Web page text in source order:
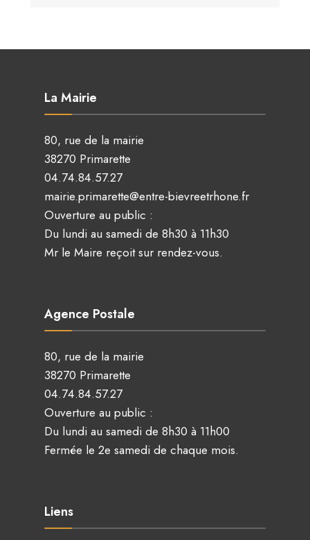
La Mairie
80, rue de la mairie
38270 Primarette
04.74.84.57.27
mairie.primarette@entre-bievreetrhone.fr
Ouverture au public :
Du lundi au samedi de 8h30 à 11h30
Mr le Maire reçoit sur rendez-vous.
Agence Postale
80, rue de la mairie
38270 Primarette
04.74.84.57.27
Ouverture au public :
Du lundi au samedi de 8h30 à 11h00
Fermée le 2e samedi de chaque mois.
Liens